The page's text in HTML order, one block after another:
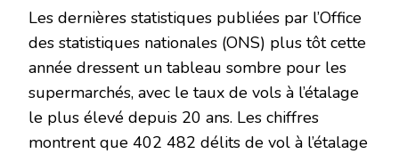
Les dernières statistiques publiées par l’Office
des statistiques nationales (ONS) plus tôt cette
année dressent un tableau sombre pour les
supermarchés, avec le taux de vols à l’étalage
le plus élevé depuis 20 ans. Les chiffres
montrent que 402 482 délits de vol à l’étalage